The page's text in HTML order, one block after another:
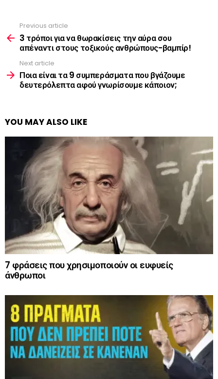
more
Previous article
3 τρόποι για να θωρακίσεις την αύρα σου
απέναντι στους τοξικούς ανθρώπους-βαμπίρ!
Next article
Ποια είναι τα 9 συμπεράσματα που βγάζουμε
δευτερόλεπτα αφού γνωρίσουμε κάποιον;
YOU MAY ALSO LIKE
7 φράσεις που χρησιμοποιούν οι ευφυείς
άνθρωποι